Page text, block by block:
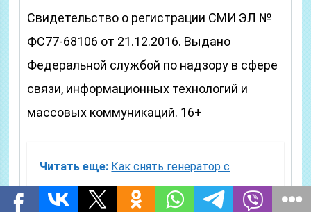
Свидетельство о регистрации СМИ ЭЛ №
ФС77-68106 от 21.12.2016. Выдано
Федеральной службой по надзору в сфере
связи, информационных технологий и
массовых коммуникаций. 16+
Читать еще: Как снять генератор с
приоры